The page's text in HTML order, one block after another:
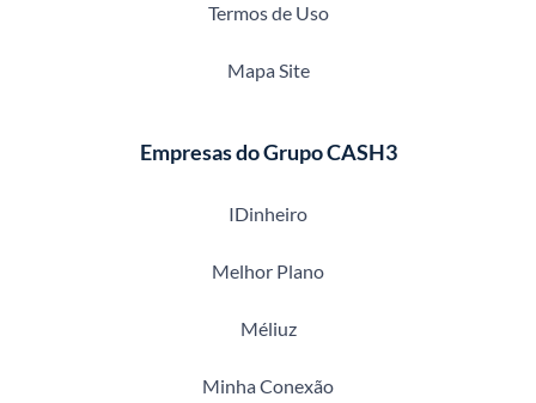
Termos de Uso
Mapa Site
Empresas do Grupo CASH3
IDinheiro
Melhor Plano
Méliuz
Minha Conexão